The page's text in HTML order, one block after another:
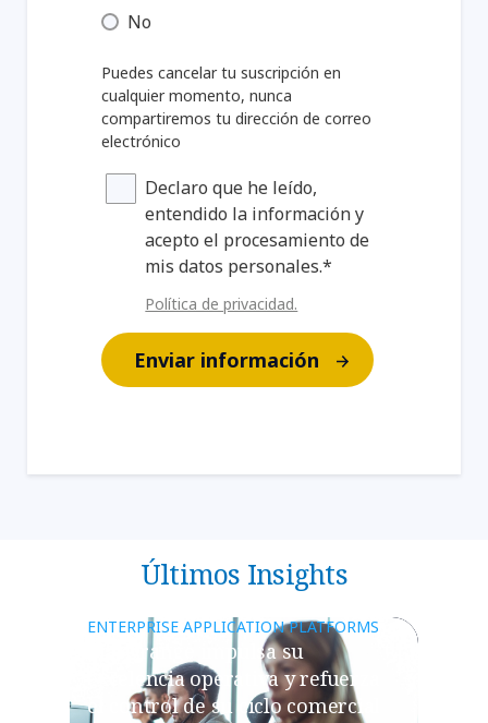
No
Puedes cancelar tu suscripción en
cualquier momento, nunca
compartiremos tu dirección de correo
electrónico
Declaro que he leído,
entendido la información y
acepto el procesamiento de
mis datos personales.*
Política de privacidad.
Enviar información
Últimos Insights
ENTERPRISE APPLICATION PLATFORMS
MasOrange impulsa su
excelencia operativa y refuerza
el control de su ciclo comercial